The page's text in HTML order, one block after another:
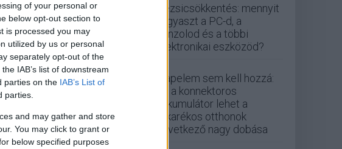
of your personal or
below opt-out section to
is processed you may
utilized by us or personal
separately opt-out of the
IAB’s list of downstream
parties on the IAB’s List of
parties.
and may gather and store
You may click to grant or
below specified purposes
Rezsicsökkentés: mennyit
fogyaszt a PC-d, a
konzolod és a többi
elektronikai eszközöd?
Napelem sem kell hozzá:
ez a konnektoros
akkumulátor lehet a
takarékos otthonok
következő nagy dobása